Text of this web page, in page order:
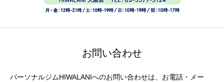
お問い合わせ
パーソナルジムHIWALANIへのお問い合わせは、お電話・メー